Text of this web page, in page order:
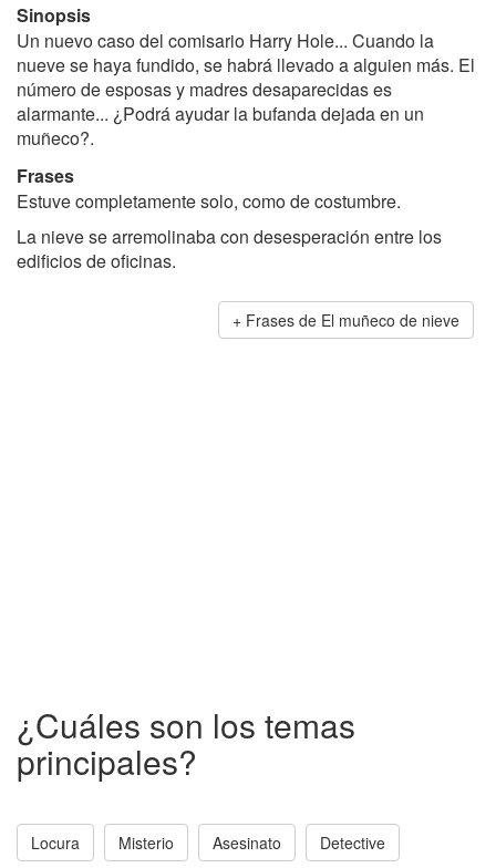
Sinopsis
Un nuevo caso del comisario Harry Hole... Cuando la
nueve se haya fundido, se habrá llevado a alguien más. El
número de esposas y madres desaparecidas es
alarmante... ¿Podrá ayudar la bufanda dejada en un
muñeco?.
Frases
Estuve completamente solo, como de costumbre.
La nieve se arremolinaba con desesperación entre los
edificios de oficinas.
Frases de El muñeco de nieve
¿Cuáles son los temas
principales?
Locura Misterio Asesinato Detective